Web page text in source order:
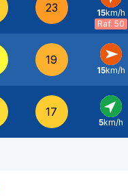
23
SO -
15km/h
Raf. 50
19
O -
15km/h
17
SO
5km/h